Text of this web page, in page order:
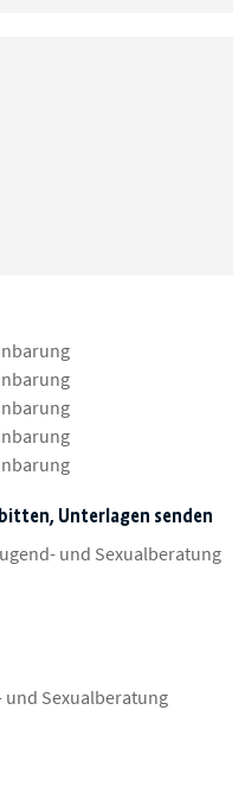
Unterlagen senden
und Sexualberatung
und Sexualberatung